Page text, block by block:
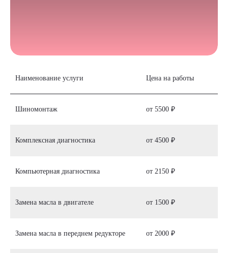
Наименование услуги Цена на работы
Шиномонтаж от 5500 ₽
Комплексная диагностика от 4500 ₽
Компьютерная диагностика от 2150 ₽
Замена масла в двигателе от 1500 ₽
Замена масла в переднем редукторе от 2000 ₽